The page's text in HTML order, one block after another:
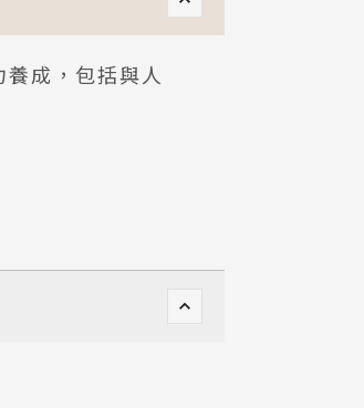
成，包括與人